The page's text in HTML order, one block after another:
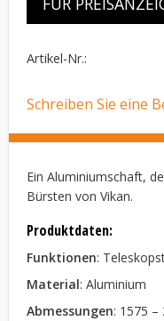
Artikel-Nr.
Schreiben Sie eine
Ein Aluminiumschaft,
Bürsten von Vikan.
Produktdaten:
Funktionen:
Material: Aluminium
Abmessungen: 1575